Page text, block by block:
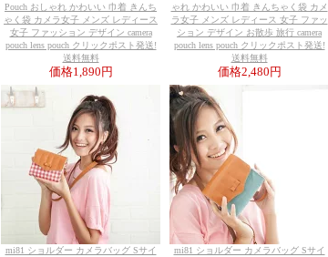
Pouch おしゃれ かわいい 巾着 きんち
ゃく袋 カメラ女子 メンズ レディース
女子 ファッション デザイン camera
pouch lens pouch クリックポスト発送!
送料無料
価格1,890円
ゃれ かわいい 巾着 きんちゃく袋 カメ
ラ女子 メンズ レディース 女子 ファッ
ション デザイン お散歩 旅行 camera
pouch lens pouch クリックポスト発送!
送料無料
価格2,480円
mi81 ショルダー カメラバッグ Sサイ
mi81 ショルダー カメラバッグ Sサイ